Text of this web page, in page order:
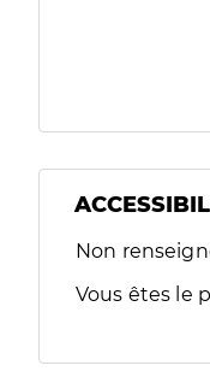
Filtres
Sélectionnez
Non
Vous êtes le